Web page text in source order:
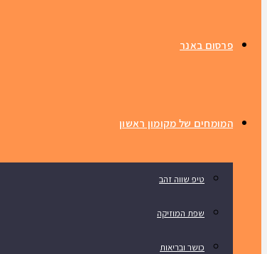
פרסום באנר
המומחים של מקומון ראשון
טיפ שווה זהב
שפת המוזיקה
כושר ובריאות